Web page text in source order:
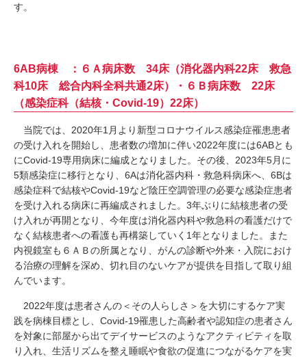
す。
6AB病棟 ：６Ａ病床数 34床（消化器内科22床 救急
科10床 総合内科全科共通2床）・６Ｂ病床数 22床
（感染症科（結核・Covid-19）22床）
当院では、2020年1月より新型コロナウイルス感染症罹患患者
の受け入れを開始し、患者数の増加に伴い2022年度には6ABとも
にCovid-19専用病床に編成となりました。その後、2023年5月に
5類感染症に移行となり、6Aは消化器内科・救急科病床へ、6Bは
感染症科で結核やCovid-19など陰圧空調管理の必要な感染症患者
を受け入れる病床に再編成されました。3年ぶりに結核患者の受
け入れが再開となり、今年度は消化器内科や救急科の看護だけで
なく結核患者への看護も再構築していく1年となりました。また
内視鏡室も６ＡＢの所属となり、がんの診断や外来・入院におけ
る治療の理解を深め、切れ目のないケアが提供を目指して取り組
んでいます。
2022年度は患者さんの＜その人らしさ＞を大切にするケア実
践を病棟目標とし、Covid-19罹患した高齢者や認知症の患者さん
を対象に部屋から出てデイサービスのようなアクティビティを取
り入れ、生活リズムを整え睡眠や食欲の促進につながるケアを実